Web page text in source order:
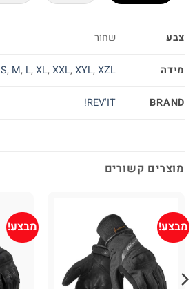
צבע שחור
מידה S, M, L,XL,XXL,XYL,XZL
BRAND
REV'IT!
מוצרים קשורים
מבצע! מבצע!